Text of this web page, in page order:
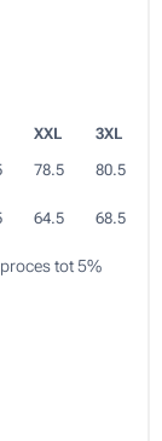
XXL
3XL
78.5
80.5
64.5 68.5
tot 5%